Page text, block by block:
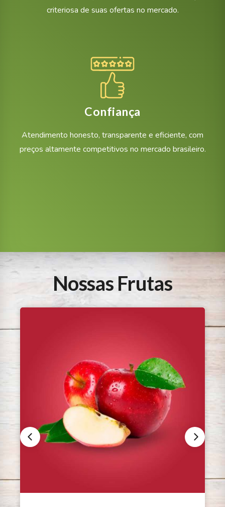
criteriosa de suas ofertas no mercado.
Confiança
Atendimento honesto, transparente e eficiente, com
preços altamente competitivos no mercado brasileiro.
Nossas Frutas